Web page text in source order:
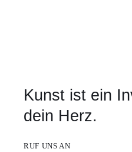
Kunst ist ein
dein Herz.
RUF UNS AN